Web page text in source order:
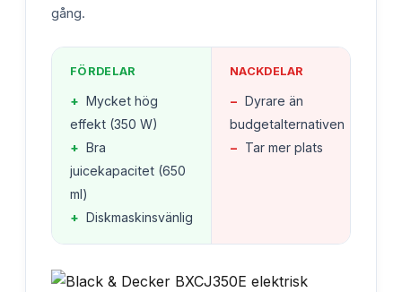
gång.
FÖRDELAR
+ Mycket hög
effekt (350 W)
+ Bra
juicekapacitet (650
ml)
+ Diskmaskinsvänlig
NACKDELAR
− Dyrare än
budgetalternativen
− Tar mer plats